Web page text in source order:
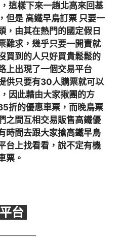
這樣下來一趟北高來回基
但是 高鐵早鳥訂票 只要一
，由其在熱門的國定假日
難求，幾乎只要一開賣就
買到的人只好買貴鬆鬆的
上出現了一個交易平台
供只要有30人購票就可以
因此藉由大家揪團的方
折的優惠車票，而晚鳥票
之間互相交易販售高鐵優
時間去跟大家搶高鐵早鳥
台上找看看，說不定有機
票。
台